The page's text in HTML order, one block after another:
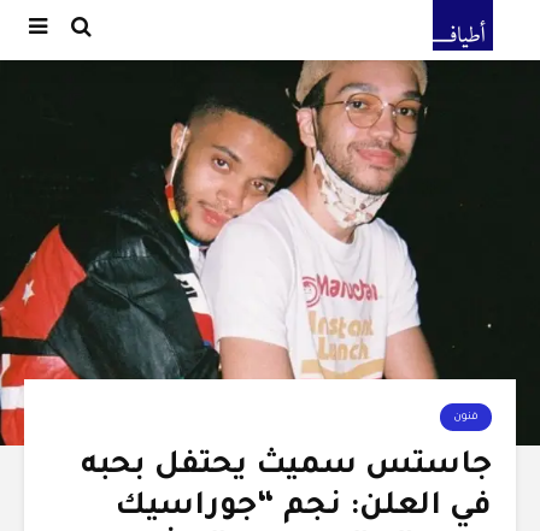
فنون
جاستس سميث يحتفل بحبه
في العلن: نجم “جوراسيك